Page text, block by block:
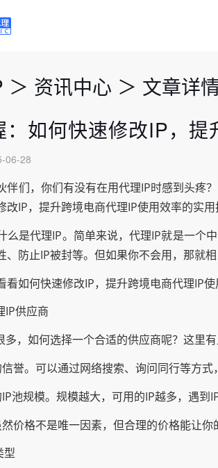
＞ 资讯中心 ＞ 文章详
：如何快速修改IP，
06-28
伴们，你们有没有在用代理IP时感到头疼
改IP，提升跨境电商代理IP使用效率的实
么是代理IP。简单来说，代理IP就是一个
、防止IP被封等。但如果你不会用，那就
看如何快速修改IP，提升跨境电商代理IP
IP供应商
多，如何选择一个合适的供应商呢？这里
信誉。可以通过网络搜索、询问同行等方
IP池规模。规模越大，可用的IP越多，遇到
然价格不是唯一因素，但合理的价格能让
型